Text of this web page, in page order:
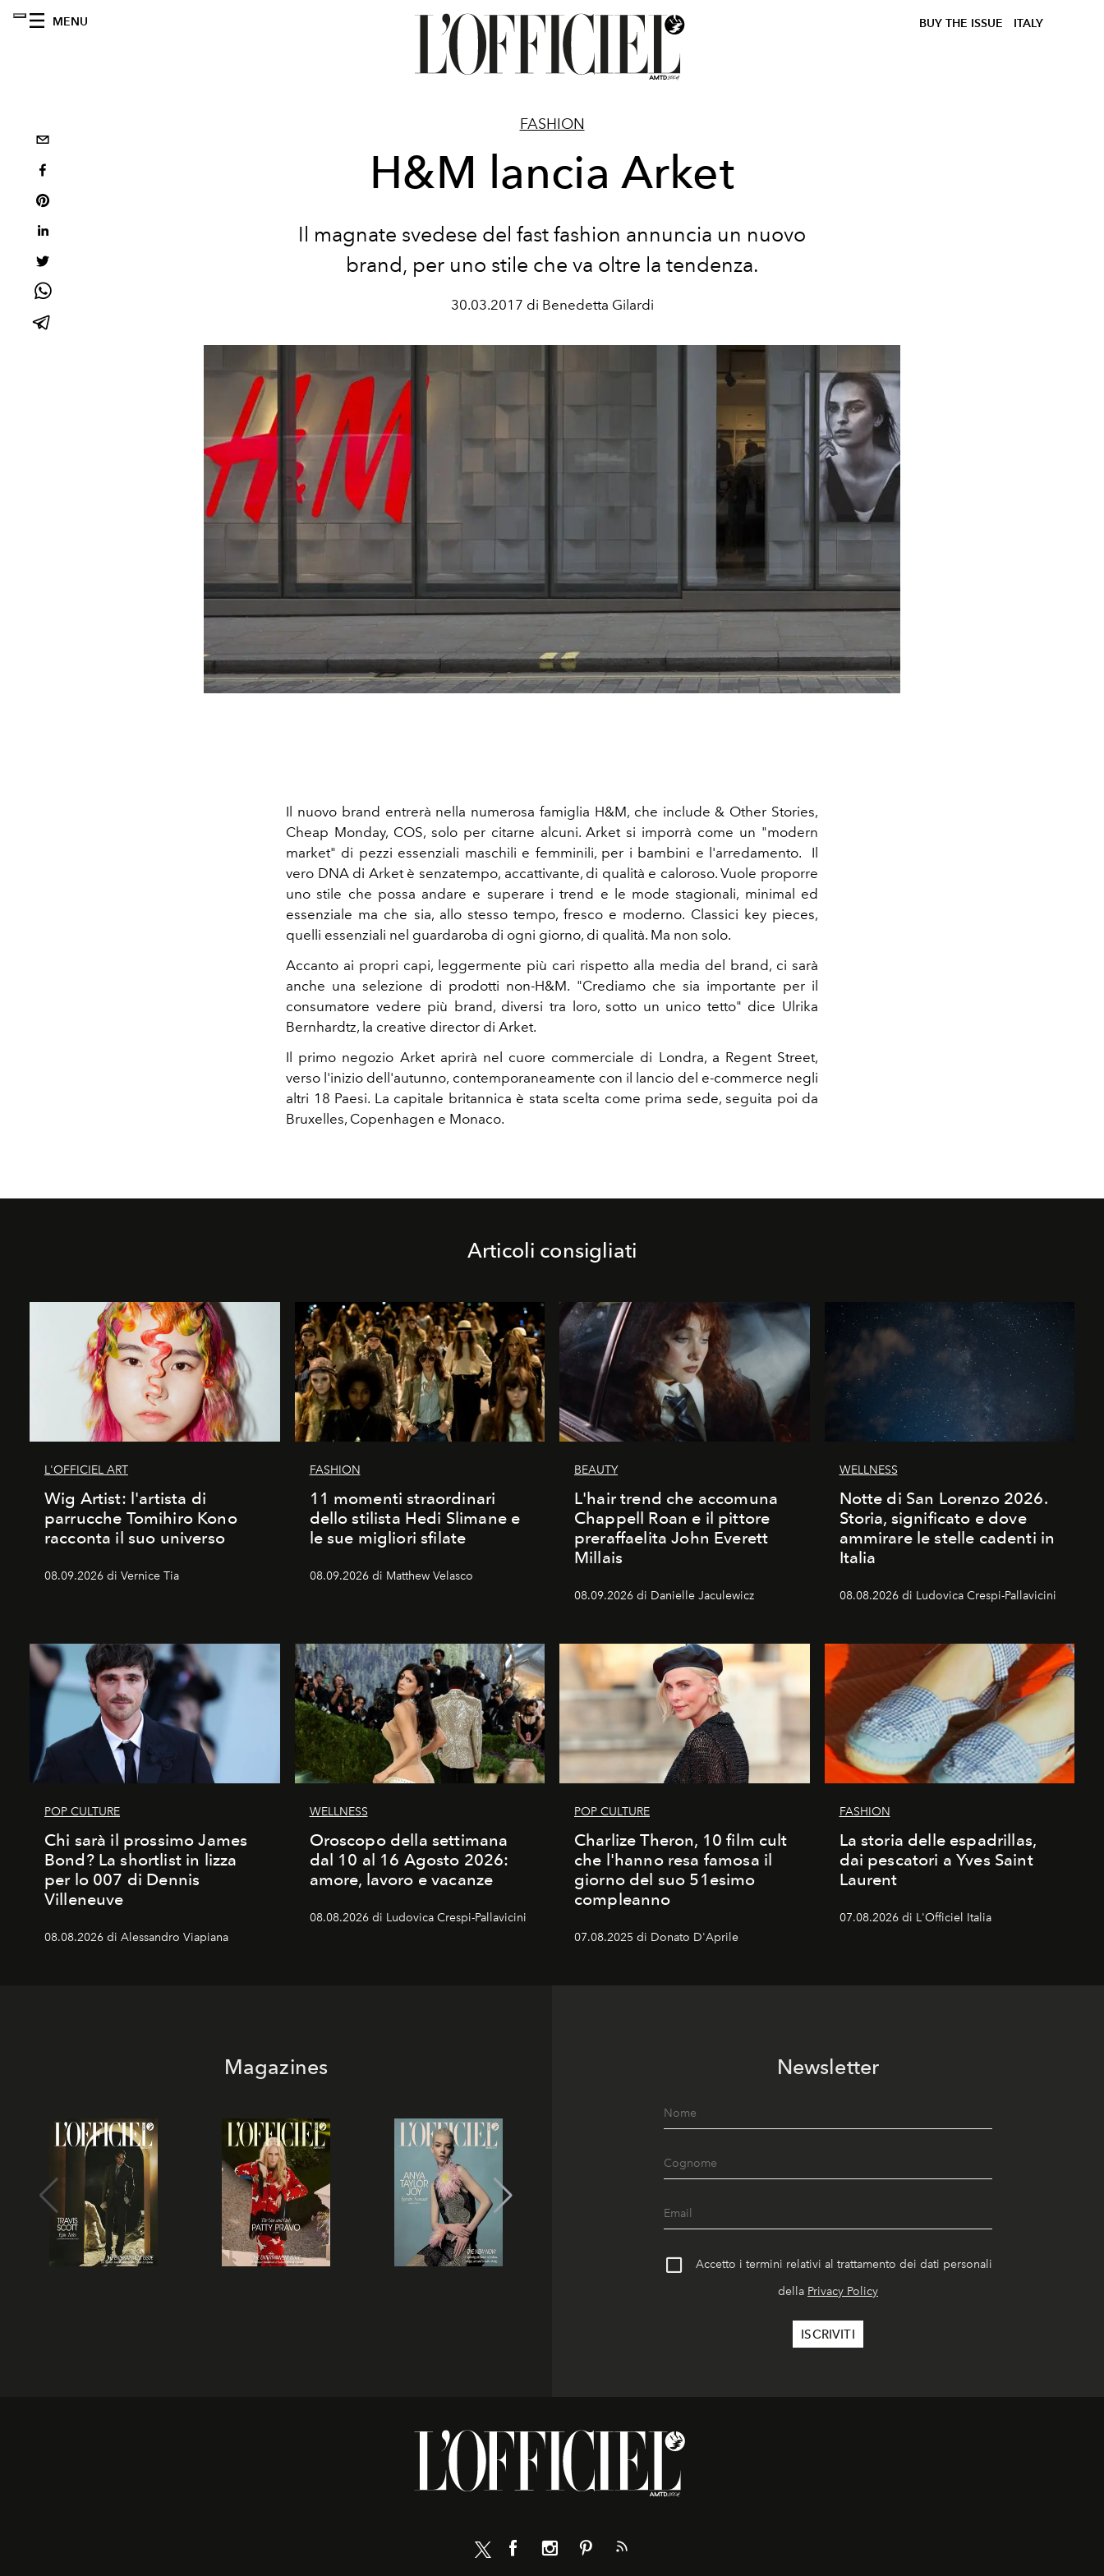
MENU BUY THE ISSUE ITALY
FASHION
H&M lancia Arket
Il magnate svedese del fast fashion annuncia un nuovo
brand, per uno stile che va oltre la tendenza.
30.03.2017 di Benedetta Gilardi
Il nuovo brand entrerà nella numerosa famiglia H&M, che include & Other Stories,
Cheap Monday, COS, solo per citarne alcuni. Arket si imporrà come un "modern
market" di pezzi essenziali maschili e femminili, per i bambini e l'arredamento. Il
vero DNA di Arket è senzatempo, accattivante, di qualità e caloroso. Vuole proporre
uno stile che possa andare e superare i trend e le mode stagionali, minimal ed
essenziale ma che sia, allo stesso tempo, fresco e moderno. Classici key pieces,
quelli essenziali nel guardaroba di ogni giorno, di qualità. Ma non solo.
Accanto ai propri capi, leggermente più cari rispetto alla media del brand, ci sarà
anche una selezione di prodotti non-H&M. "Crediamo che sia importante per il
consumatore vedere più brand, diversi tra loro, sotto un unico tetto" dice Ulrika
Bernhardtz, la creative director di Arket.
Il primo negozio Arket aprirà nel cuore commerciale di Londra, a Regent Street,
verso l'inizio dell'autunno, contemporaneamente con il lancio del e-commerce negli
altri 18 Paesi. La capitale britannica è stata scelta come prima sede, seguita poi da
Bruxelles, Copenhagen e Monaco.
Articoli consigliati
L'OFFICIEL ART
Wig Artist: l'artista di
parrucche Tomihiro Kono
racconta il suo universo
08.09.2026 di Vernice Tia
FASHION
11 momenti straordinari
dello stilista Hedi Slimane e
le sue migliori sfilate
08.09.2026 di Matthew Velasco
BEAUTY
L'hair trend che accomuna
Chappell Roan e il pittore
preraffaelita John Everett
Millais
08.09.2026 di Danielle Jaculewicz
WELLNESS
Notte di San Lorenzo 2026.
Storia, significato e dove
ammirare le stelle cadenti in
Italia
08.08.2026 di Ludovica Crespi-Pallavicini
POP CULTURE
Chi sarà il prossimo James
Bond? La shortlist in lizza
per lo 007 di Dennis
Villeneuve
08.08.2026 di Alessandro Viapiana
WELLNESS
Oroscopo della settimana
dal 10 al 16 Agosto 2026:
amore, lavoro e vacanze
08.08.2026 di Ludovica Crespi-Pallavicini
POP CULTURE
Charlize Theron, 10 film cult
che l'hanno resa famosa il
giorno del suo 51esimo
compleanno
07.08.2025 di Donato D'Aprile
FASHION
La storia delle espadrillas,
dai pescatori a Yves Saint
Laurent
07.08.2026 di L'Officiel Italia
Magazines Newsletter
Accetto i termini relativi al trattamento dei dati personali
della Privacy Policy